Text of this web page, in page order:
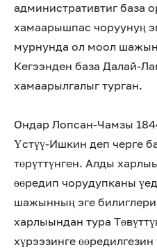
административтиг база
хамаарышпас чоруунуң
мурнунда ол моол
Кегээнден база Далай-
хамаарылгалыг турган.
Ондар Лопсан-Чамзы
Үстүү-Ишкин деп черге
төрүттүнген. Алды
өөредип чорудупканы
шажынның эге
харлыындан тура
хүрээзинге